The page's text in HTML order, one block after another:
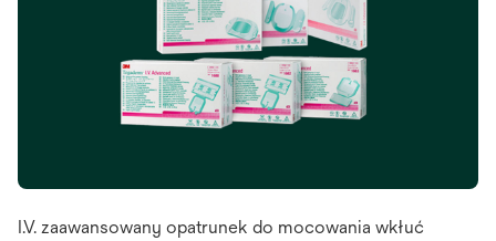
I.V. zaawansowany opatrunek do mocowania wkłuć